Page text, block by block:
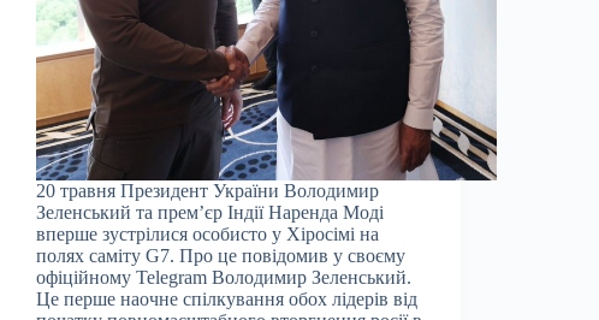
20 травня Президент України Володимир
Зеленський та прем’єр Індії Наренда Моді
вперше зустрілися особисто у Хіросімі на
полях саміту G7. Про це повідомив у своєму
офіційному Telegram Володимир Зеленський.
Це перше наочне спілкування обох лідерів від